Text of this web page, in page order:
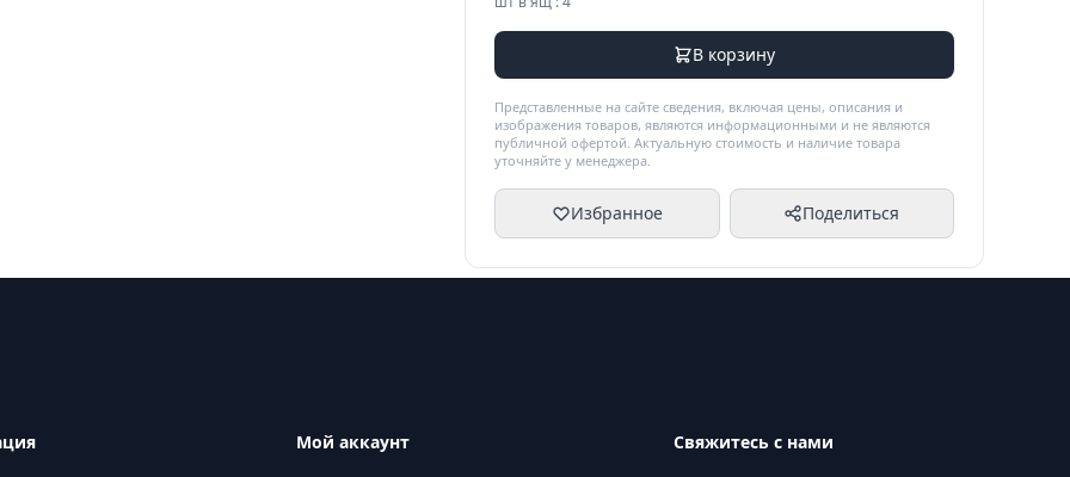
В корзину
Представленные на сайте сведения, включая цены, описания и
изображения товаров, являются информационными и не являются
публичной офертой. Актуальную стоимость и наличие товара
уточняйте у менеджера.
Избранное Поделиться
Мой аккаунт
Свяжитесь с нами